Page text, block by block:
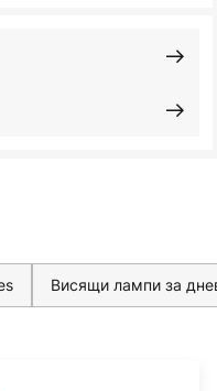
Висящи лампи за